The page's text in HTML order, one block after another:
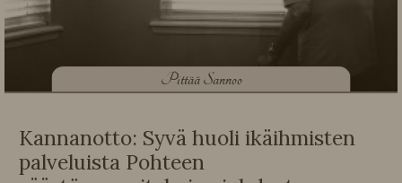
Pittää Sannoo
Kannanotto: Syvä huoli ikäihmisten
palveluista Pohteen